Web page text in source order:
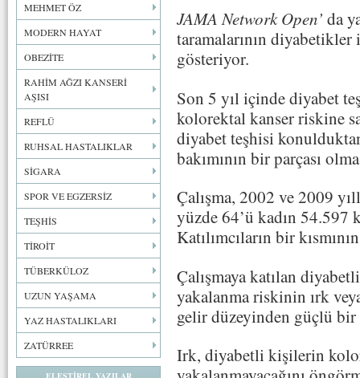
MEHMET ÖZ
MODERN HAYAT
OBEZİTE
RAHİM AĞZI KANSERİ
AŞISI
REFLÜ
RUHSAL HASTALIKLAR
SİGARA
SPOR VE EGZERSİZ
TEŞHİS
TİROİT
TÜBERKÜLOZ
UZUN YAŞAMA
YAZ HASTALIKLARI
ZATÜRREE
ELEŞTİREL YAZILAR
JAMA Network Open’ da
taramalarının
gösteriyor.
Son 5 yıl içinde diyabet
kolorektal kanser riskine
diyabet teşhisi
bakımının bir parçası
Çalışma, 2002 ve 2009
yüzde 64’ü kadın
Katılımcıların bir
Çalışmaya katılan
yakalanma riskinin ırk
gelir düzeyinden güçlü
Irk, diyabetli kişilerin